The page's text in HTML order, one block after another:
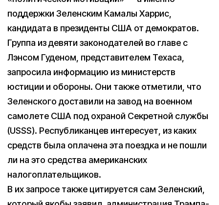
поддержки Зеленским Камалы Харрис,
кандидата в президенты США от демократов.
Группа из девяти законодателей во главе с
Лэнсом Гуденом, представителем Техаса,
запросила информацию из министерств
юстиции и обороны. Они также отметили, что
Зеленского доставили на завод на военном
самолете США под охраной Секретной службы
(USSS). Республиканцев интересует, из каких
средств была оплачена эта поездка и не пошли
ли на это средства американских
налогоплательщиков.
В их запросе также цитируется сам Зеленский,